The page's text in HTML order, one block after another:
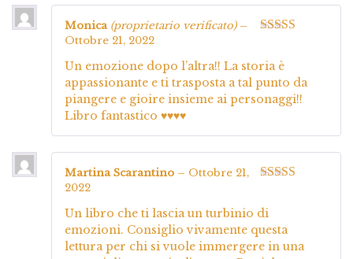
Monica (proprietario verificato) –
Ottobre 21, 2022
Un emozione dopo l’altra!! La storia è
appassionante e ti trasposta a tal punto da
piangere e gioire insieme ai personaggi!!
Libro fantastico ♥️♥️♥️♥️
Martina Scarantino – Ottobre 21,
2022
Un libro che ti lascia un turbinio di
emozioni. Consiglio vivamente questa
lettura per chi si vuole immergere in una